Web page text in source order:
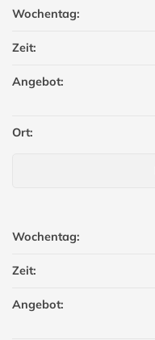
Wochentag:
Zeit:
Angebot:
Ort:
Wochentag:
Zeit:
Angebot: